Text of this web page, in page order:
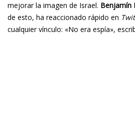
mejorar la imagen de Israel. Benjamín
de esto, ha reaccionado rápido en
cualquier vínculo: «No era espía»,